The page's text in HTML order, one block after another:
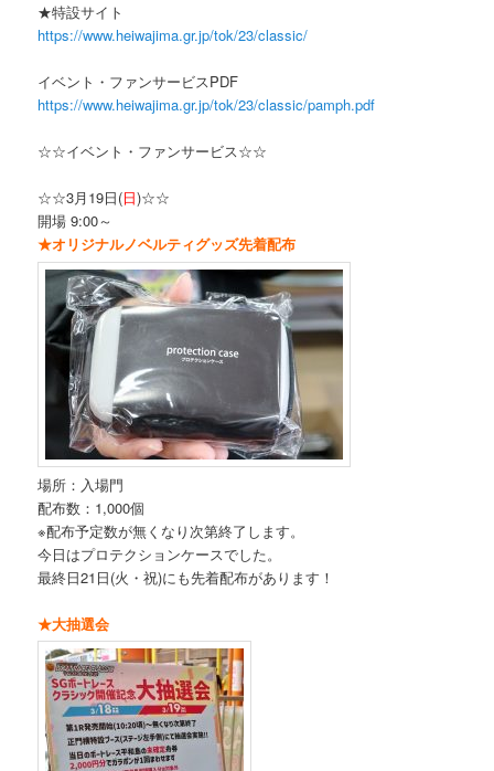
★特設サイト
https://www.heiwajima.gr.jp/tok/23/classic/
イベント・ファンサービスPDF
https://www.heiwajima.gr.jp/tok/23/classic/pamph.pdf
☆☆イベント・ファンサービス☆☆
☆☆3月19日(日)☆☆
開場 9:00～
★オリジナルノベルティグッズ先着配布
場所：入場門
配布数：1,000個
※配布予定数が無くなり次第終了します。
今日はプロテクションケースでした。
最終日21日(火・祝)にも先着配布があります！
★大抽選会